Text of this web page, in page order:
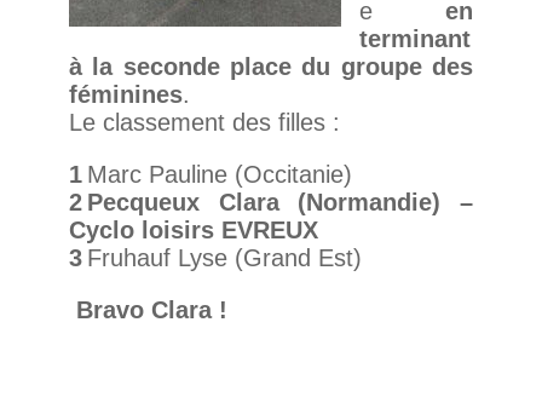
een
terminant
à la seconde place du groupe des
féminines.
Le classement des filles :
1Marc Pauline (Occitanie)
2 Pecqueux Clara (Normandie) –
Cyclo loisirs EVREUX
3Fruhauf Lyse (Grand Est)
Bravo Clara !